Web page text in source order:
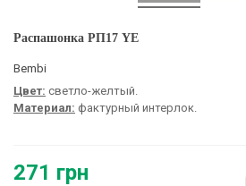
Распашонка РП17 YE
Bembi
Цвет: светло-желтый.
Материал: фактурный интерлок.
271 грн